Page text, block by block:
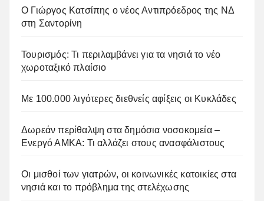
Ο Γιώργος Κατσίπης ο νέος Αντιπρόεδρος της ΝΔ
στη Σαντορίνη
Τουρισμός: Τι περιλαμβάνει για τα νησιά το νέο
χωροταξικό πλαίσιο
Με 100.000 λιγότερες διεθνείς αφίξεις οι Κυκλάδες
Δωρεάν περίθαλψη στα δημόσια νοσοκομεία –
Ενεργό ΑΜΚΑ: Τι αλλάζει στους ανασφάλιστους
Οι μισθοί των γιατρών, οι κοινωνικές κατοικίες στα
νησιά και το πρόβλημα της στελέχωσης